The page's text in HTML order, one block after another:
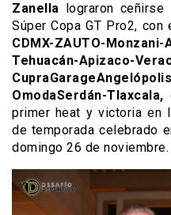
Zanella lograron
Súper Copa GT Pro2, con
CDMX-ZAUTO-
Tehuacán-Apizaco-
OmodaSerdán-Tlaxcala,
primer heat y victoria en
de temporada celebrado
domingo 26 de noviembre.